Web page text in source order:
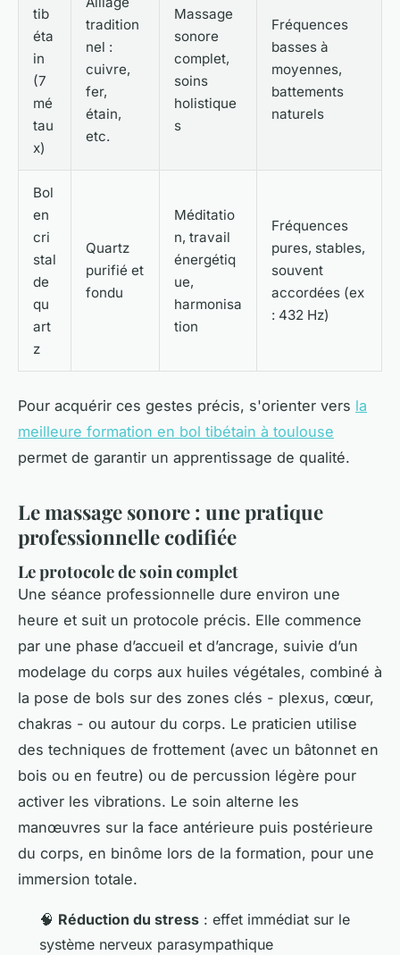
tib
éta
in
(7
mé
tau
x)
tradition
nel :
cuivre,
fer,
étain,
etc.
Massage
sonore
complet,
soins
holistique
s
Fréquences
basses à
moyennes,
battements
naturels
Bol
en
cri
stal
de
qu
art
z
Quartz
purifié et
fondu
Méditatio
n, travail
énergétiq
ue,
harmonisa
tion
Fréquences
pures, stables,
souvent
accordées (ex
: 432 Hz)
Pour acquérir ces gestes précis, s'orienter vers la
meilleure formation en bol tibétain à toulouse
permet de garantir un apprentissage de qualité.
Le massage sonore : une pratique
professionnelle codifiée
Le protocole de soin complet
Une séance professionnelle dure environ une
heure et suit un protocole précis. Elle commence
par une phase d’accueil et d’ancrage, suivie d’un
modelage du corps aux huiles végétales, combiné à
la pose de bols sur des zones clés - plexus, cœur,
chakras - ou autour du corps. Le praticien utilise
des techniques de frottement (avec un bâtonnet en
bois ou en feutre) ou de percussion légère pour
activer les vibrations. Le soin alterne les
manœuvres sur la face antérieure puis postérieure
du corps, en binôme lors de la formation, pour une
immersion totale.
🧠 Réduction du stress : effet immédiat sur le
système nerveux parasympathique